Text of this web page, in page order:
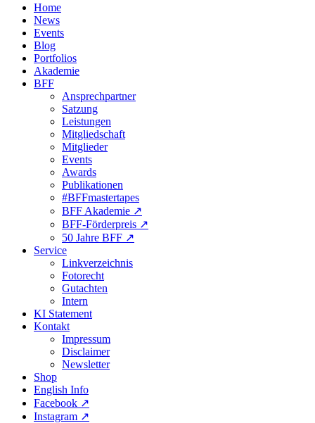
Home
News
Events
Blog
Portfolios
Akademie
BFF
Ansprechpartner
Satzung
Leistungen
Mitgliedschaft
Mitglieder
Events
Awards
Publikationen
#BFFmastertapes
BFF Akademie ↗︎
BFF-Förderpreis ↗︎
50 Jahre BFF ↗︎
Service
Linkverzeichnis
Fotorecht
Gutachten
Intern
KI Statement
Kontakt
Impressum
Disclaimer
Newsletter
Shop
English Info
Facebook ↗︎
Instagram ↗︎